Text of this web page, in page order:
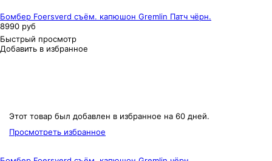
Бомбер Foersverd съём. капюшон Gremlin Патч чёрн.
8990 руб
Быстрый просмотр
Добавить в избранное
Этот товар был добавлен в избранное на 60 дней.
Просмотреть избранное